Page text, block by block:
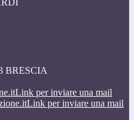
BRESCIA
Link per inviare una mail
Link per inviare una mail